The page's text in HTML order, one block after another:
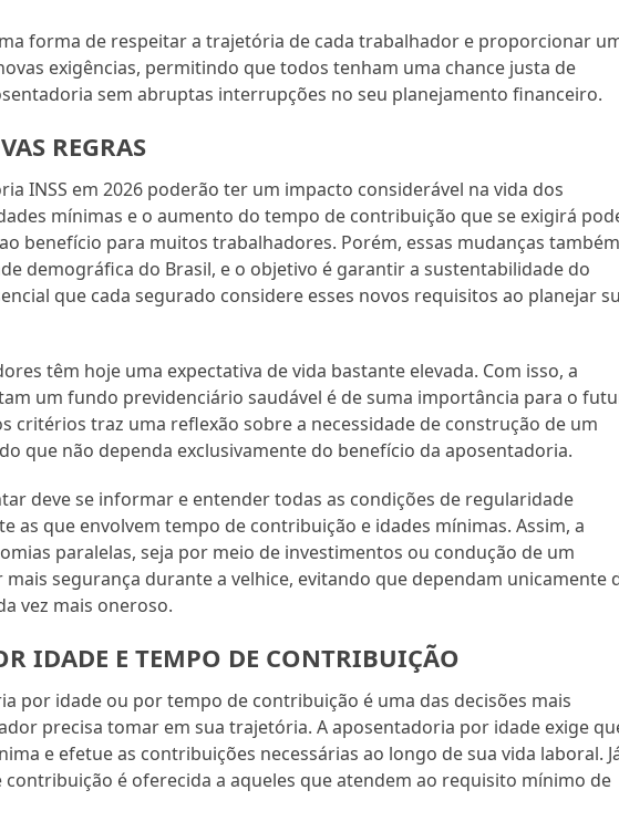
forma de respeitar a trajetória de cada trabalhador e proporcionar
exigências, permitindo que todos tenham uma chance justa de
sem abruptas interrupções no seu planejamento financeiro.
REGRAS
INSS em 2026 poderão ter um impacto considerável na vida dos
mínimas e o aumento do tempo de contribuição que se exigirá
benefício para muitos trabalhadores. Porém, essas mudanças também
demográfica do Brasil, e o objetivo é garantir a sustentabilidade do
que cada segurado considere esses novos requisitos ao planejar
têm hoje uma expectativa de vida bastante elevada. Com isso, a
um fundo previdenciário saudável é de suma importância para o
critérios traz uma reflexão sobre a necessidade de construção de um
que não dependa exclusivamente do benefício da aposentadoria.
deve se informar e entender todas as condições de regularidade
as que envolvem tempo de contribuição e idades mínimas. Assim, a
paralelas, seja por meio de investimentos ou condução de um
segurança durante a velhice, evitando que dependam unicamente
vez mais oneroso.
IDADE E TEMPO DE CONTRIBUIÇÃO
por idade ou por tempo de contribuição é uma das decisões mais
precisa tomar em sua trajetória. A aposentadoria por idade exige
e efetue as contribuições necessárias ao longo de sua vida laboral.
é oferecida a aqueles que atendem ao requisito mínimo de